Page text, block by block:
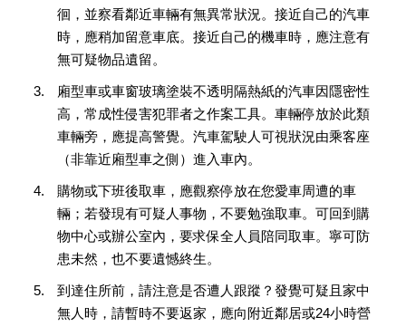
徊，並察看鄰近車輛有無異常狀況。接近自己的汽車
時，應稍加留意車底。接近自己的機車時，應注意有
無可疑物品遺留。
廂型車或車窗玻璃塗裝不透明隔熱紙的汽車因隱密性
高，常成性侵害犯罪者之作案工具。車輛停放於此類
車輛旁，應提高警覺。汽車駕駛人可視狀況由乘客座
（非靠近廂型車之側）進入車內。
購物或下班後取車，應觀察停放在您愛車周遭的車
輛；若發現有可疑人事物，不要勉強取車。可回到購
物中心或辦公室內，要求保全人員陪同取車。寧可防
患未然，也不要遺憾終生。
到達住所前，請注意是否遭人跟蹤？發覺可疑且家中
無人時，請暫時不要返家，應向附近鄰居或24小時營